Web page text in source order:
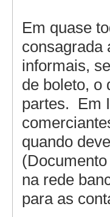
Em quase
consagrada
informais,
de boleto, o
partes. Em
quando
na rede
para as